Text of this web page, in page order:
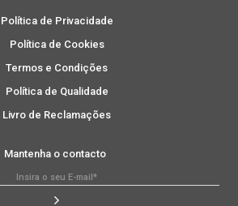
Política de Privacidade
Política de Cookies
Termos e Condições
Política de Qualidade
Livro de Reclamações
Mantenha o contacto